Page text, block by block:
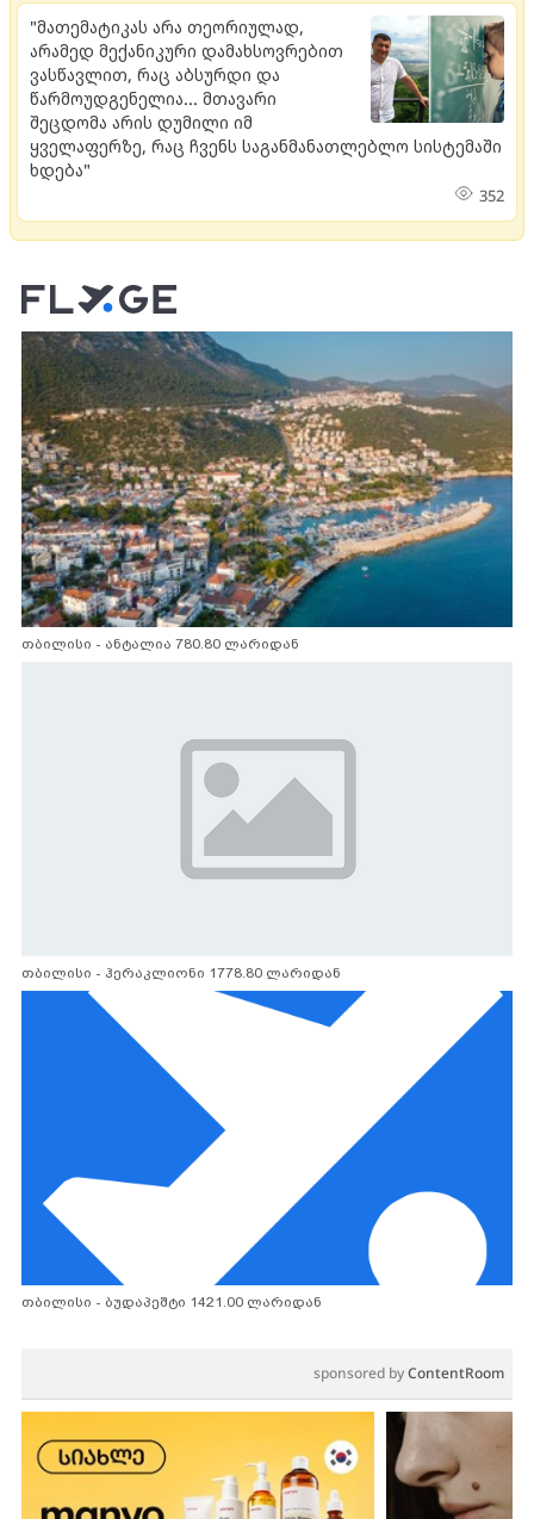
"მათემატიკას არა თეორიულად,
არამედ მექანიკური დამახსოვრებით
ვასწავლით, რაც აბსურდი და
წარმოუდგენელია... მთავარი
შეცდომა არის დუმილი იმ
ყველაფერზე, რაც ჩვენს საგანმანათლებლო სისტემაში
ხდება"
352
თბილისი - ანტალია 780.80 ლარიდან
თბილისი - ჰერაკლიონი 1778.80 ლარიდან
თბილისი - ბუდაპეშტი 1421.00 ლარიდან
sponsored byContentRoom